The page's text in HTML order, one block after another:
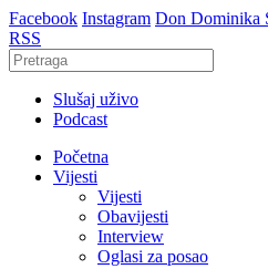
Facebook Instagram Don Dominika
RSS
Slušaj uživo
Podcast
Početna
Vijesti
Vijesti
Obavijesti
Interview
Oglasi za posao